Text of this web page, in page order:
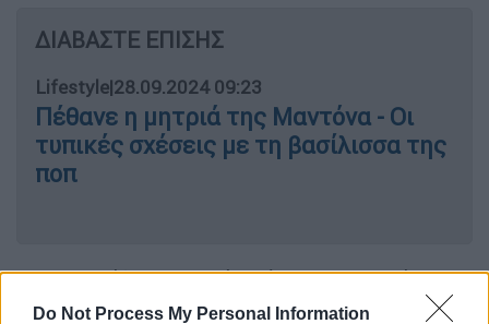
Do Not Process My Personal Information
ΔΙΑΒΑΣΤΕ ΕΠΙΣΗΣ
Lifestyle|28.09.2024 09:23
Πέθανε η μητριά της Μαντόνα - Οι
τυπικές σχέσεις με τη βασίλισσα της
ποπ
Η Βρετανίδα ηθοποιός πέθανε το πρωί της
Παρασκευής όπως ανακοίνωσε η οικογένειά